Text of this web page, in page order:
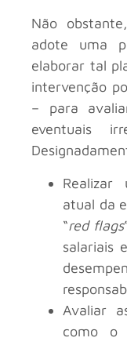
Não
adote uma
elaborar tal
intervenção
– para
eventuais
Realizar
atual da
“red flags
salariais
Avaliar
como o